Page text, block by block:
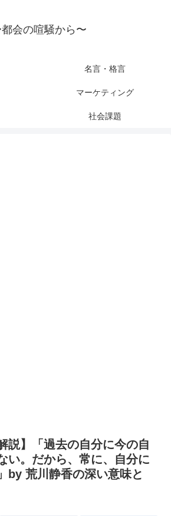
都会の喧騒から〜
名言・格言
マーケティング
社会課題
説】「過去の自分に今の自
い。だから、常に、自分に
by 荒川静香の深い意味と